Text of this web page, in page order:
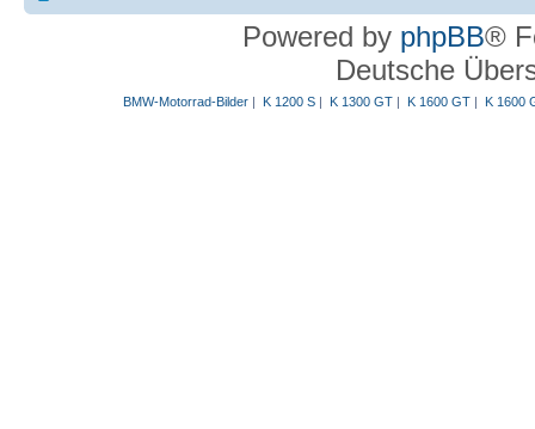
Powered by phpBB®
Deutsche
BMW-Motorrad-Bilder| K 1200 S| K 1300 GT| K 1600 GT| K 1600